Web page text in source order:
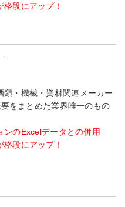
格段にアップ！
類・機械・資材関連メーカー
をまとめた業界唯一のもの
ンのExcelデータとの併用
格段にアップ！